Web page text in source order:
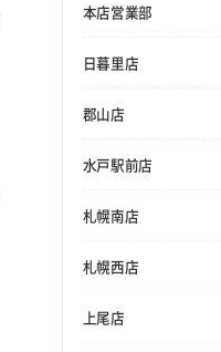
本店営業部
日暮里店
郡山店
水戸駅前店
札幌南店
札幌西店
上尾店